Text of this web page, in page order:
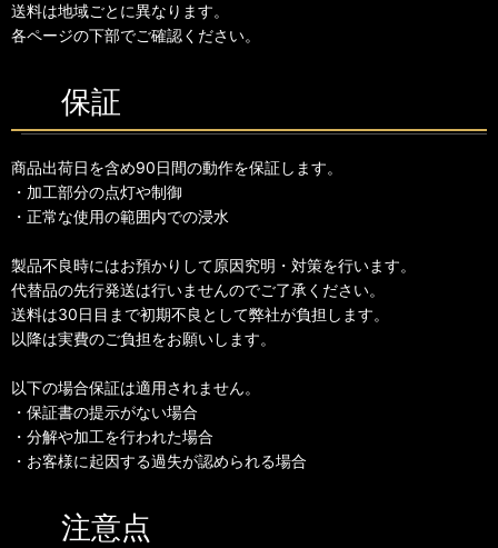
送料は地域ごとに異なります。
各ページの下部でご確認ください。
保証
商品出荷日を含め90日間の動作を保証します。
・加工部分の点灯や制御
・正常な使用の範囲内での浸水
製品不良時にはお預かりして原因究明・対策を行います。
代替品の先行発送は行いませんのでご了承ください。
送料は30日目まで初期不良として弊社が負担します。
以降は実費のご負担をお願いします。
以下の場合保証は適用されません。
・保証書の提示がない場合
・分解や加工を行われた場合
・お客様に起因する過失が認められる場合
注意点